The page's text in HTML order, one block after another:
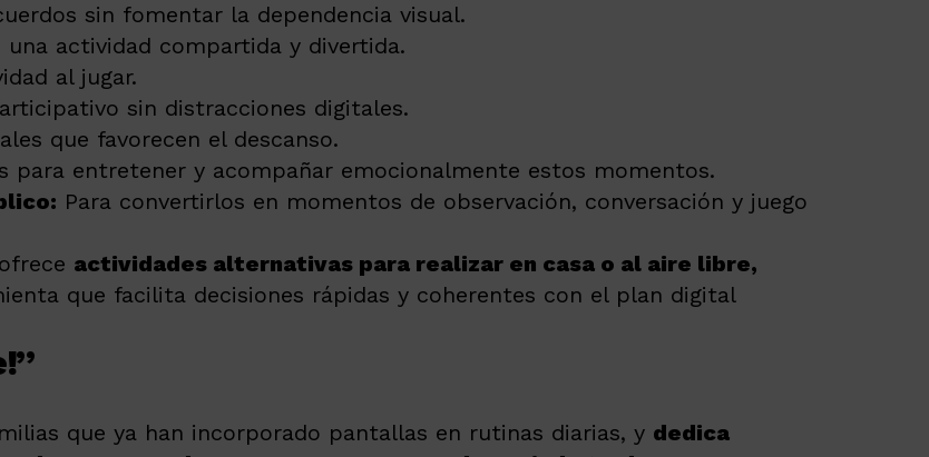
sin fomentar la dependencia visual.
actividad compartida y divertida.
al jugar.
sin distracciones digitales.
que favorecen el descanso.
para entretener y acompañar emocionalmente estos momentos.
Para convertirlos en momentos de observación, conversación y juego
actividades alternativas para realizar en casa o al aire libre,
que facilita decisiones rápidas y coherentes con el plan digital
que ya han incorporado pantallas en rutinas diarias, y dedica